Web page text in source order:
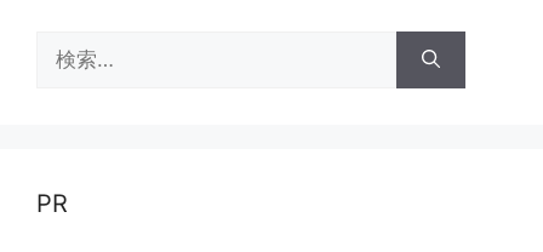
索:
PR